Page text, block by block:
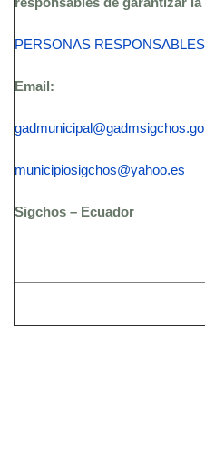
PERSONAS
Email:
municipiosigchos@yahoo.es
Sigchos – Ecuador